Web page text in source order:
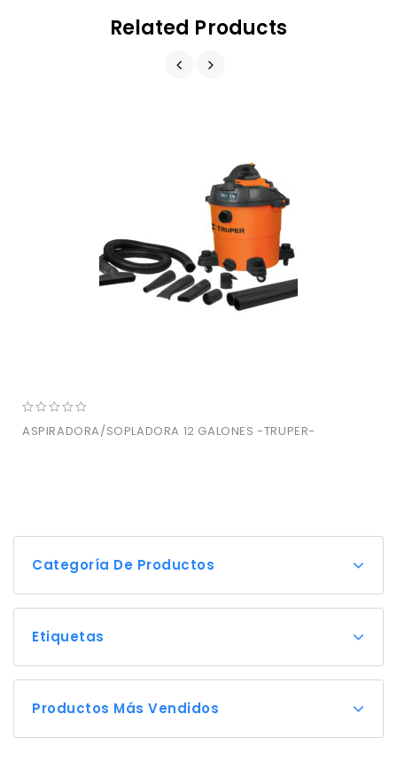
Related Products
out
ASPIRADORA/SOPLADORA 12 GALONES -TRUPER-
Categoría De Productos
Etiquetas
Productos Más Vendidos